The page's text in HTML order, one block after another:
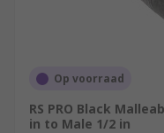
Op voorraad
RS PRO Black
in to Male 1/2 in